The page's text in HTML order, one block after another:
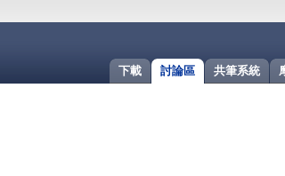
共筆系統
討論區
下載